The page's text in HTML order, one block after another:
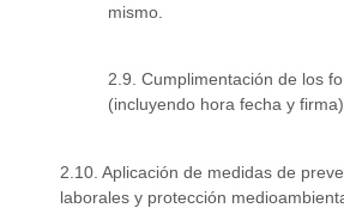
mismo.
2.9. Cumplimentación de los
(incluyendo hora fecha y
2.10. Aplicación de medidas de
laborales y protección